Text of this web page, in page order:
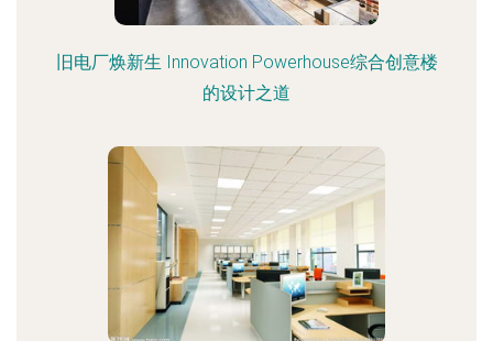
旧电厂焕新生 Innovation Powerhouse综合创意楼
的设计之道